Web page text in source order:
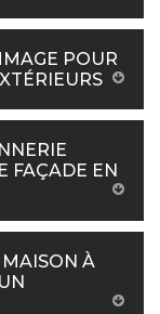
POUR
FAÇADE EN
À